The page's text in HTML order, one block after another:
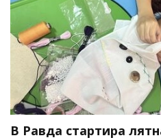
В Равда стартира